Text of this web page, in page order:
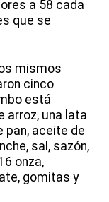
a 58 cada
que se
mismos
cinco
está
arroz, una lata
pan, aceite de
sal, sazón,
onza,
gomitas y